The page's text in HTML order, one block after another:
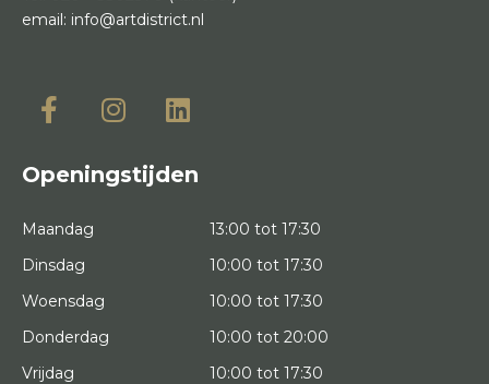
email: info@artdistrict.nl
Openingstijden
Maandag
13:00 tot 17:30
Dinsdag
10:00 tot 17:30
Woensdag
10:00 tot 17:30
Donderdag
10:00 tot 20:00
Vrijdag
10:00 tot 17:30